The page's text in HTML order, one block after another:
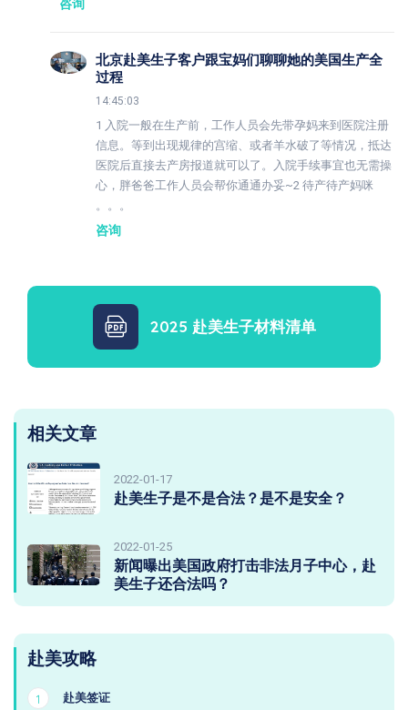
咨询
北京赴美生子客户跟宝妈们聊聊她的美国生产全
过程
14:45:03
1 入院一般在生产前，工作人员会先带孕妈来到医院注册
信息。等到出现规律的宫缩、或者羊水破了等情况，抵达
医院后直接去产房报道就可以了。入院手续事宜也无需操
心，胖爸爸工作人员会帮你通通办妥~2 待产待产妈咪
。。。
咨询
2025 赴美生子材料清单
相关文章
2022-01-17
赴美生子是不是合法？是不是安全？
2022-01-25
新闻曝出美国政府打击非法月子中心，赴
美生子还合法吗？
赴美攻略
1 赴美签证